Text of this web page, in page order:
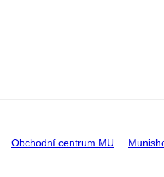
Obchodní centrum MU